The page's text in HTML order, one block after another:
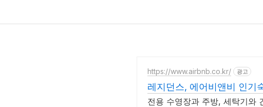
MASILWIDE
https://www.airbnb.co.kr/ 광고
레지던스, 에어비앤비 인기
전용 수영장과 주방, 세탁기와